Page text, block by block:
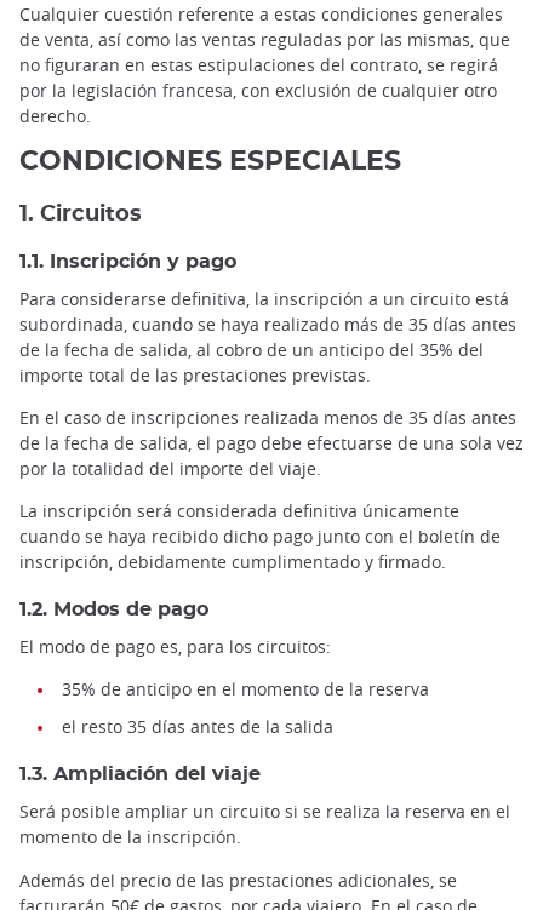
Cualquier cuestión referente a estas condiciones generales
de venta, así como las ventas reguladas por las mismas, que
no figuraran en estas estipulaciones del contrato, se regirá
por la legislación francesa, con exclusión de cualquier otro
derecho.
CONDICIONES ESPECIALES
1. Circuitos
1.1. Inscripción y pago
Para considerarse definitiva, la inscripción a un circuito está
subordinada, cuando se haya realizado más de 35 días antes
de la fecha de salida, al cobro de un anticipo del 35% del
importe total de las prestaciones previstas.
En el caso de inscripciones realizada menos de 35 días antes
de la fecha de salida, el pago debe efectuarse de una sola vez
por la totalidad del importe del viaje.
La inscripción será considerada definitiva únicamente
cuando se haya recibido dicho pago junto con el boletín de
inscripción, debidamente cumplimentado y firmado.
1.2. Modos de pago
El modo de pago es, para los circuitos:
35% de anticipo en el momento de la reserva
el resto 35 días antes de la salida
1.3. Ampliación del viaje
Será posible ampliar un circuito si se realiza la reserva en el
momento de la inscripción.
Además del precio de las prestaciones adicionales, se
facturarán 50€ de gastos, por cada viajero. En el caso de